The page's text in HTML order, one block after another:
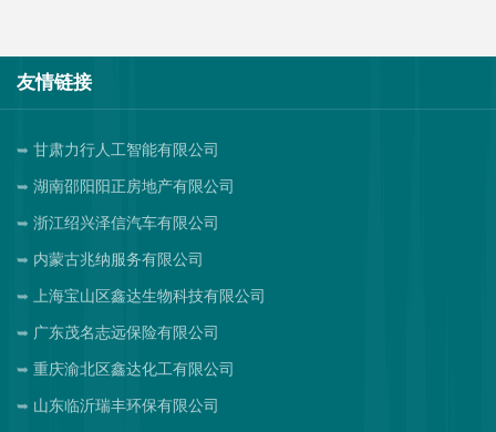
友情链接
甘肃力行人工智能有限公司
湖南邵阳阳正房地产有限公司
浙江绍兴泽信汽车有限公司
内蒙古兆纳服务有限公司
上海宝山区鑫达生物科技有限公司
广东茂名志远保险有限公司
重庆渝北区鑫达化工有限公司
山东临沂瑞丰环保有限公司